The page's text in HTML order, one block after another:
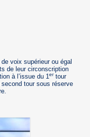
voix supérieur ou égal
de leur circonscription
à l’issue du 1ertour
tour sous réserve